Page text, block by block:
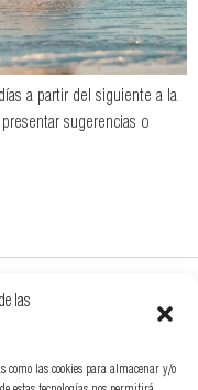
las
como las cookies para almacenar y/o
a partir del siguiente a la
sugerencias o